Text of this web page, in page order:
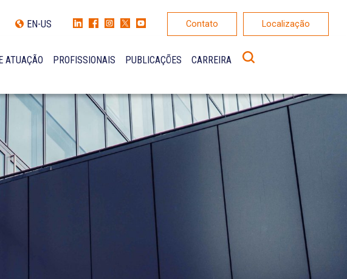
EN-US Contato Localização
ATUAÇÃO PROFISSIONAIS PUBLICAÇÕES CARREIRA